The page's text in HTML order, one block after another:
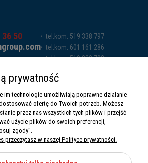
50
Zdyb sp. k.
tel.kom. 519 338 797
tel.kom. 601 161 286
tel.kom. 519 338 793
prywatność
im technologie umożliwiają poprawne działanie
ofertę do Twoich potrzeb. Możesz
przez nas wszystkich tych plików i przejść
użycie plików do swoich preferencji,
zgody".
przeczytasz w naszej Polityce prywatności.